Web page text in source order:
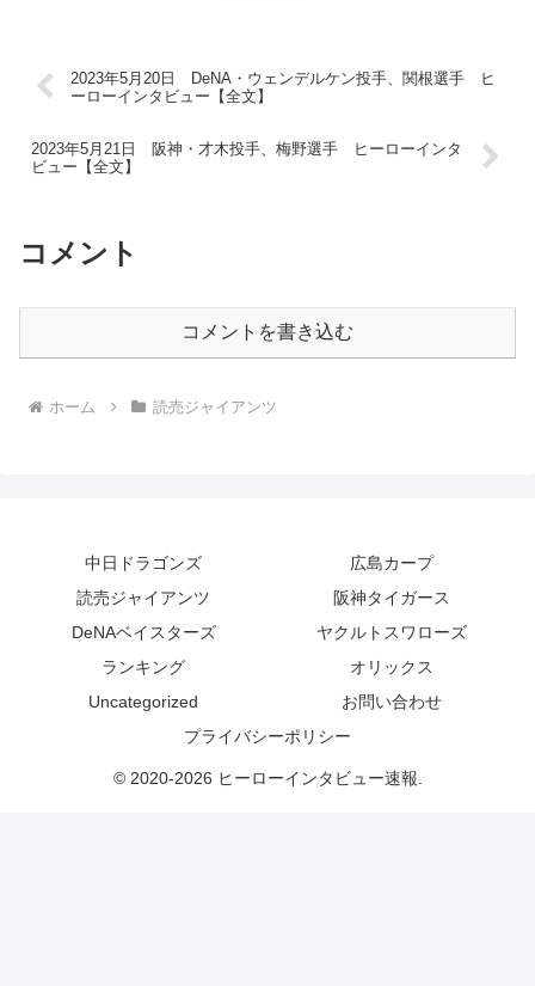
2023年5月20日 DeNA・ウェンデルケン投手、関根選手 ヒ
ーローインタビュー【全文】
2023年5月21日 阪神・才木投手、梅野選手 ヒーローインタ
ビュー【全文】
コメント
コメントを書き込む
ホーム 読売ジャイアンツ
中日ドラゴンズ
広島カープ
読売ジャイアンツ
阪神タイガース
DeNAベイスターズ
ヤクルトスワローズ
ランキング
オリックス
Uncategorized
お問い合わせ
プライバシーポリシー
© 2020-2026 ヒーローインタビュー速報.